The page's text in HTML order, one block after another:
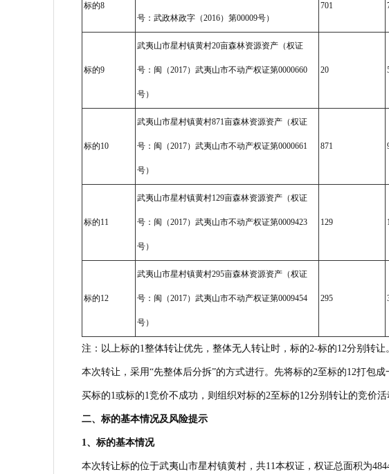
标的8
号：武政林政字（2016）第00009号）
701
标的9
武夷山市星村镇黄村20亩森林资源资产（权证
号：闽（2017）武夷山市不动产权证第0000660
号）
20
标的10
武夷山市星村镇黄村871亩森林资源资产（权证
号：闽（2017）武夷山市不动产权证第0000661
号）
871
标的11
武夷山市星村镇黄村129亩森林资源资产（权证
号：闽（2017）武夷山市不动产权证第0009423
号）
129
标的12
武夷山市星村镇黄村295亩森林资源资产（权证
号：闽（2017）武夷山市不动产权证第0009454
号）
295
注：以上标的1整体转让优先，整体无人转让时，标的2-标的12分别转让
本次转让，采用“先整体后分拆”的方式进行。先将标的2至标的12打包
买标的1或标的1竞价不成功，则组织对标的2至标的12分别转让的竞价活
二、标的基本情况及风险提示
1、标的基本情况
本次转让标的位于武夷山市星村镇黄村，共11本权证，权证总面积为